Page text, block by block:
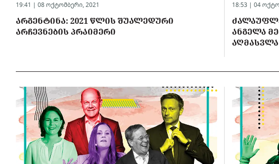
19:41 | 08 ოქტომბერი, 2021
ᲐᲠᲒᲔᲜᲢᲘᲜᲐ: 2021 ᲬᲚᲘᲡ ᲨᲣᲐᲚᲔᲓᲣᲠᲘ
ᲐᲠᲩᲔᲕᲜᲔᲑᲘᲡ ᲞᲠᲐᲘᲛᲔᲠᲘ
18:53 | 04
ᲐᲜᲒᲔᲚᲐ
ᲐᲦᲛᲐᲡᲕᲚᲐ